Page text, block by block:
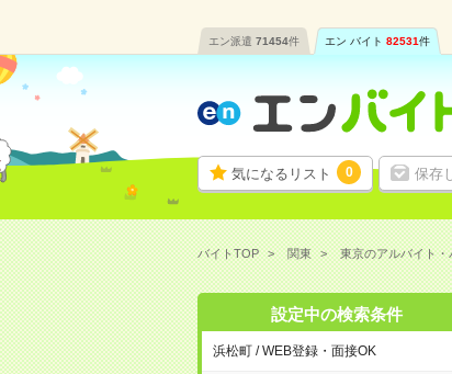
エン派遣 71454件 エン バイト 82531件
気になるリスト 0 保存
バイトTOP 関東 東京のアルバイト・
設定中の検索条件
浜松町 / WEB登録・面接OK